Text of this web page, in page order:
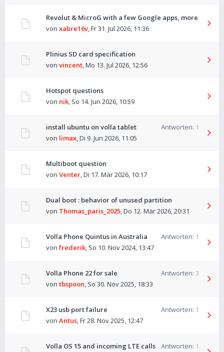
Revolut & MicroG with a few Google apps, more
von xabre16v,Fr 31. Jul 2026, 11:36
Plinius SD card specification
von vincent,Mo 13. Jul 2026, 12:56
Hotspot questions
von nik, So 14. Jun 2026, 10:59
install ubuntu on volla tablet Antworten: 1
von limax,Di 9. Jun 2026, 11:05
Multiboot question
von Venter,Di 17. Mär 2026, 10:17
Dual boot : behavior of unused partition
von Thomas_paris_2025,Do 12. Mär 2026, 20:31
Volla Phone Quintus in Australia Antworten: 1
von frederik, So 10. Nov 2024, 13:47
Volla Phone 22 for sale Antworten: 3
von tbspoon, So 30. Nov 2025, 18:33
X23 usb port failure Antworten: 1
von Antus,Fr 28. Nov 2025, 12:47
Volla OS 15 and incoming LTE calls Antworten: 1